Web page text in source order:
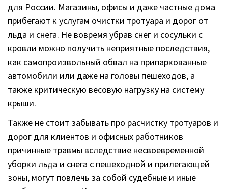
для России. Магазины, офисы и даже частные дома
прибегают к услугам очистки тротуара и дорог от
льда и снега. Не вовремя убрав снег и сосульки с
кровли можно получить неприятные последствия,
как самопроизвольный обвал на припаркованные
автомобили или даже на головы пешеходов, а
также критическую весовую нагрузку на систему
крыши.
Также не стоит забывать про расчистку тротуаров и
дорог для клиентов и офисных работников
причинные травмы вследствие несвоевременной
уборки льда и снега с пешеходной и прилегающей
зоны, могут повлечь за собой судебные и иные